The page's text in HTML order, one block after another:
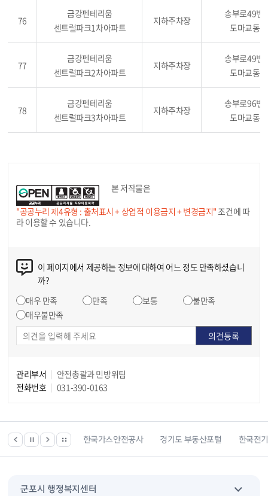
76
금강펜테리움
센트럴파크1차아파트
지하주차장
송부로49번
도마교동
77
금강펜테리움
센트럴파크2차아파트
지하주차장
송부로49번
도마교동
78
금강펜테리움
센트럴파크3차아파트
지하주차장
송부로96번
도마교동
본 저작물은
"공공누리 제4유형 : 출처표시 + 상업적 이용금지 + 변경금지"조건에 따
라 이용할 수 있습니다.
이 페이지에서 제공하는 정보에 대하여 어느 정도 만족하셨습니
까?
매우 만족
만족 보통
불만족
매우불만족
관리부서
안전총괄과 민방위팀
전화번호
031-390-0163
한국건강관리협회 한국가스안전공사 경기도 부동산포털 한국전
군포시 행정복지센터